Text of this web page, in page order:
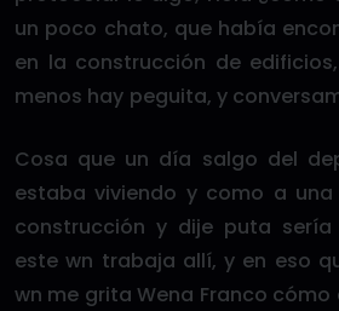
un poco chato, que había
en la construcción de
menos hay peguita, y
Cosa que un día salgo del
estaba viviendo y como a
construcción y dije puta
este wn trabaja allí, y en eso
wn me grita Wena Franco